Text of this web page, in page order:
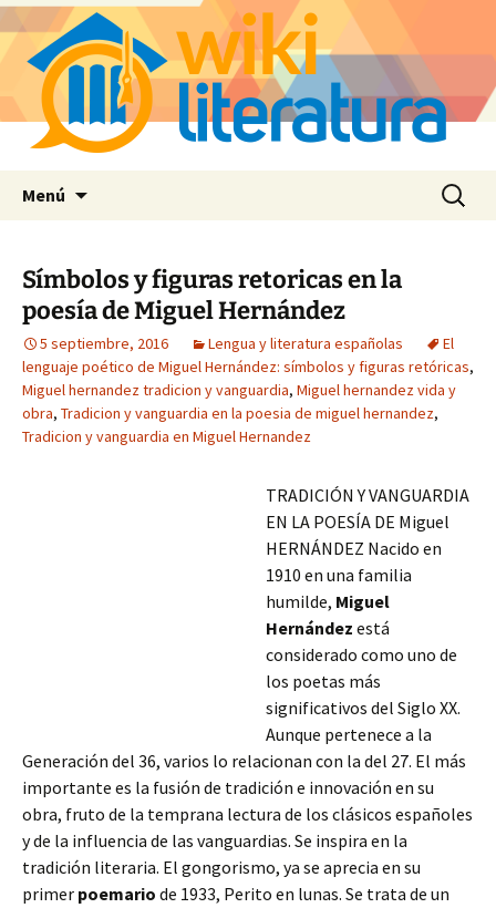
Menú Buscar:
Símbolos y figuras retoricas en la
poesía de Miguel Hernández
5 septiembre, 2016 Lengua y literatura españolas
El
lenguaje poético de Miguel Hernández: símbolos y figuras retóricas,
Miguel hernandez tradicion y vanguardia, Miguel hernandez vida y
obra, Tradicion y vanguardia en la poesia de miguel hernandez,
Tradicion y vanguardia en Miguel Hernandez
TRADICIÓN Y VANGUARDIA
EN LA POESÍA DE Miguel
HERNÁNDEZ Nacido en
1910 en una familia
humilde, Miguel
Hernández está
considerado como uno de
los poetas más
significativos del Siglo XX.
Aunque pertenece a la
Generación del 36, varios lo relacionan con la del 27. El más
importante es la fusión de tradición e innovación en su
obra, fruto de la temprana lectura de los clásicos españoles
y de la influencia de las vanguardias. Se inspira en la
tradición literaria. El gongorismo, ya se aprecia en su
primer poemario de 1933, Perito en lunas. Se trata de un